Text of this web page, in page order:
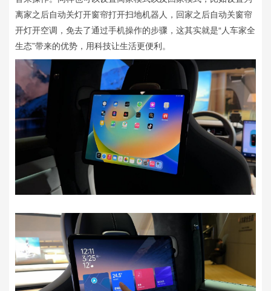
离家之后自动关灯开窗帘打开扫地机器人，回家之后自动关窗帘
开灯开空调，免去了通过手机操作的步骤，这其实就是“人车家全
生态”带来的优势，用科技让生活更便利。